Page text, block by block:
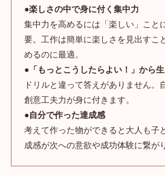
●楽しさの中で身に付く集中力
集中力を高めるには「楽しい」こと
要。工作は簡単に楽しさを見出すこ
めるのに最適。
●「もっとこうしたらよい！」から
ドリルと違って答えがありません。
創意工夫力が身に付きます。
●自分で作った達成感
考えて作った物ができると大人も子
成感が次への意欲や成功体験に繋が